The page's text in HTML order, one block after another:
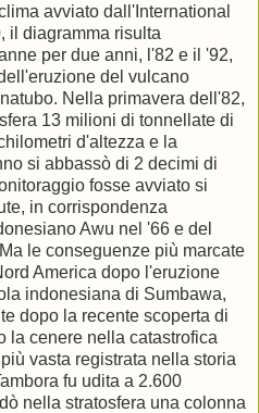
avviato dall'International
il diagramma risulta
per due anni, l'82 e il '92,
del vulcano
Nella primavera dell'82,
13 milioni di tonnellate di
d'altezza e la
si abbassò di 2 decimi di
fosse avviato si
in corrispondenza
Awu nel '66 e del
le conseguenze più marcate
America dopo l'eruzione
indonesiana di Sumbawa,
dopo la recente scoperta di
la cenere nella catastrofica
vasta registrata nella storia
fu udita a 2.600
nella stratosfera una colonna